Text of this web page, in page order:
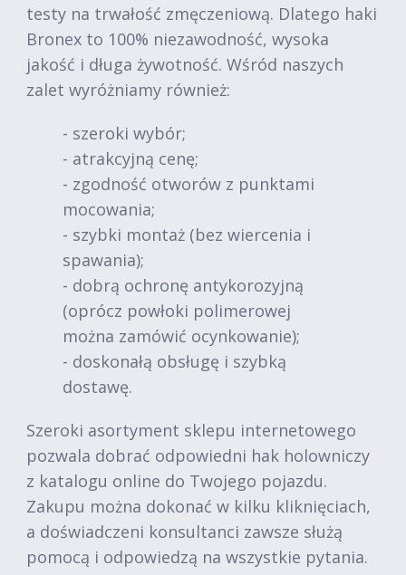
testy na trwałość zmęczeniową. Dlatego haki
Bronex to 100% niezawodność, wysoka
jakość i długa żywotność. Wśród naszych
zalet wyróżniamy również:
- szeroki wybór;
- atrakcyjną cenę;
- zgodność otworów z punktami
mocowania;
- szybki montaż (bez wiercenia i
spawania);
- dobrą ochronę antykorozyjną
(oprócz powłoki polimerowej
można zamówić ocynkowanie);
- doskonałą obsługę i szybką
dostawę.
Szeroki asortyment sklepu internetowego
pozwala dobrać odpowiedni hak holowniczy
z katalogu online do Twojego pojazdu.
Zakupu można dokonać w kilku kliknięciach,
a doświadczeni konsultanci zawsze służą
pomocą i odpowiedzą na wszystkie pytania.